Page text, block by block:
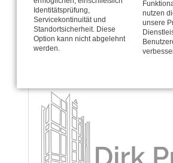
D-32657 Lemgo
E-Mail:frank.wienboeker@kingspan.com
www.kingspan-stg.de
Identitätsprüfung,
Servicekontinuität und
Standortsicherheit. Diese
Option kann nicht abgelehnt
werden.
nutzen
unsere